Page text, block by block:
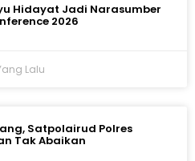
Hidayat Jadi Narasumber
2026
Lalu
Satpolairud Polres
Tak Abaikan